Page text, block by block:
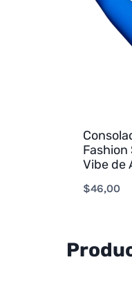
Fashion
Vibe de
$46,00